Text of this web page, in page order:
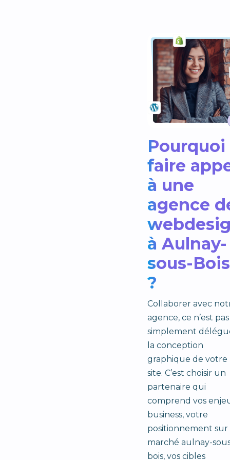
Pourquoi
faire
à une
agence
à Aulnay-
sous-Bois
?
Collaborer avec
agence, ce n’est pas
simplement
la conception
graphique de votre
site. C’est choisir un
partenaire qui
comprend vos
business, votre
positionnement sur
marché aulnay-
bois, vos cibles